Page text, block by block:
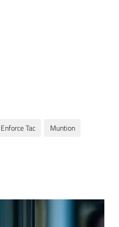
Enforce Tac
Muntion